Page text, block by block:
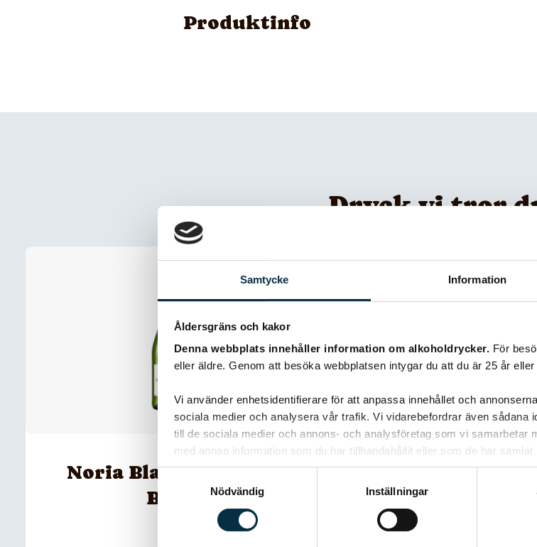
Samtycke Information
Åldersgräns och kakor
Denna webbplats innehåller information om alkoholdrycker. För
eller äldre. Genom att besöka webbplatsen intygar du att du är 25 år eller
Vi använder enhetsidentifierare för att anpassa innehållet och
sociala medier och analysera vår trafik. Vi vidarebefordrar även sådana
till de sociala medier och annons- och analysföretag som vi samarbetar
med annan information som du har tillhandahållit eller som de har samlat
Nödvändig
Inställningar
Altitud: 224 meter över havet
Produktinfo
Dryck vi tror
Noria Blanc de Noirs
Brut
Lepont &
Bourgogne